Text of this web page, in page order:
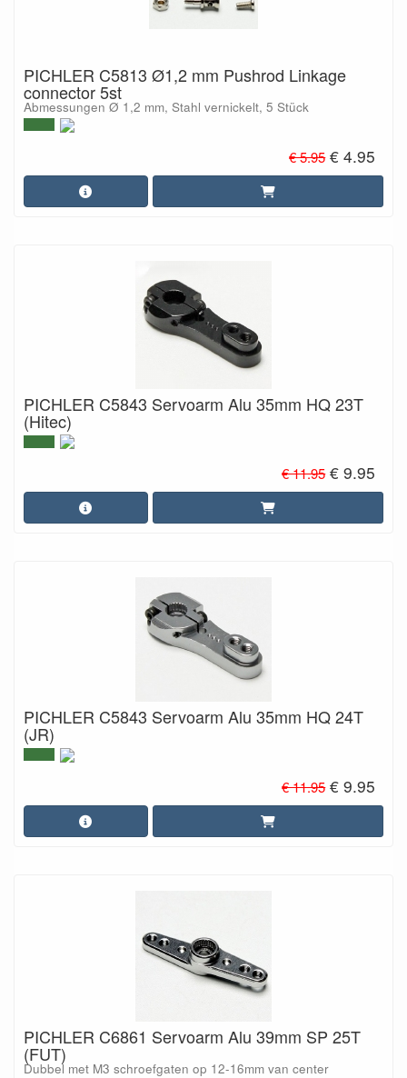
PICHLER C5813 Ø1,2 mm Pushrod Linkage
connector 5st
Abmessungen Ø 1,2 mm, Stahl vernickelt, 5 Stück
€ 5.95 € 4.95
PICHLER C5843 Servoarm Alu 35mm HQ 23T
(Hitec)
€ 11.95 € 9.95
PICHLER C5843 Servoarm Alu 35mm HQ 24T
(JR)
€ 11.95 € 9.95
PICHLER C6861 Servoarm Alu 39mm SP 25T
(FUT)
Dubbel met M3 schroefgaten op 12-16mm van center